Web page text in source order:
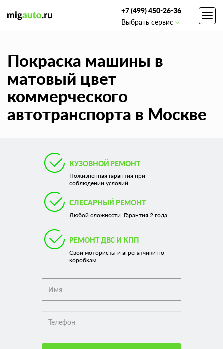
+7 (499) 450-26-36
Выбрать сервис
Покраска машины в
матовый цвет
коммерческого
автотранспорта в Москве
КУЗОВНОЙ РЕМОНТ
Пожизненная гарантия при
соблюдении условий
СЛЕСАРНЫЙ РЕМОНТ
Любой сложности. Гарантия 2 года
РЕМОНТ ДВС И КПП
Свои мотористы и агрегатчики по
коробкам